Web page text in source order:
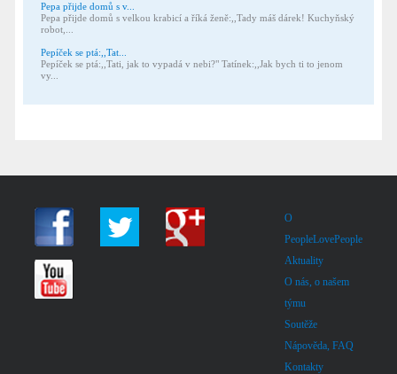
Pepa přijde domů s v...
Pepa přijde domů s velkou krabicí a říká ženě:,,Tady máš dárek! Kuchyňský
robot,...
Pepíček se ptá:,,Tat...
Pepíček se ptá:,,Tati, jak to vypadá v nebi?" Tatínek:,,Jak bych ti to jenom
vy...
O
PeopleLovePeople
Aktuality
O nás, o našem
týmu
Soutěže
Nápověda, FAQ
Kontakty